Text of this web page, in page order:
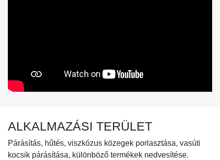
ALKALMAZÁSI TERÜLET
Párásítás, hűtés, viszkózus közegek porlasztása, vasúti
kocsik párásítása, különböző termékek nedvesítése.